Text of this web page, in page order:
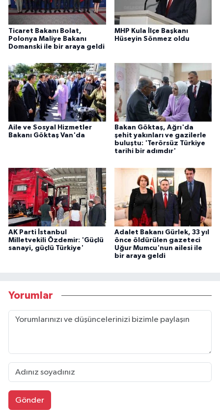
Ticaret Bakanı Bolat,
Polonya Maliye Bakanı
Domanski ile bir araya geldi
MHP Kula İlçe Başkanı
Hüseyin Sönmez oldu
Aile ve Sosyal Hizmetler
Bakanı Göktaş Van'da
Bakan Göktaş, Ağrı'da
şehit yakınları ve gazilerle
buluştu: 'Terörsüz Türkiye
tarihi bir adımdır'
AK Parti İstanbul
Milletvekili Özdemir: 'Güçlü
sanayi, güçlü Türkiye'
Adalet Bakanı Gürlek, 33 yıl
önce öldürülen gazeteci
Uğur Mumcu'nun ailesi ile
bir araya geldi
Yorumlar
Gönder